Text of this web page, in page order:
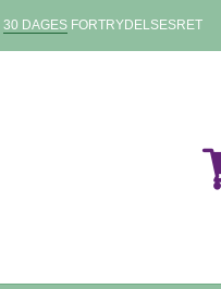
30 DAGESFORTRYDELSESRET